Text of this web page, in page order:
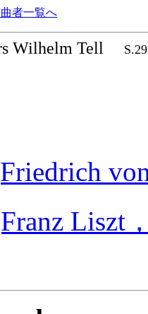
者一覧へ
Wilhelm Tell
Liszt